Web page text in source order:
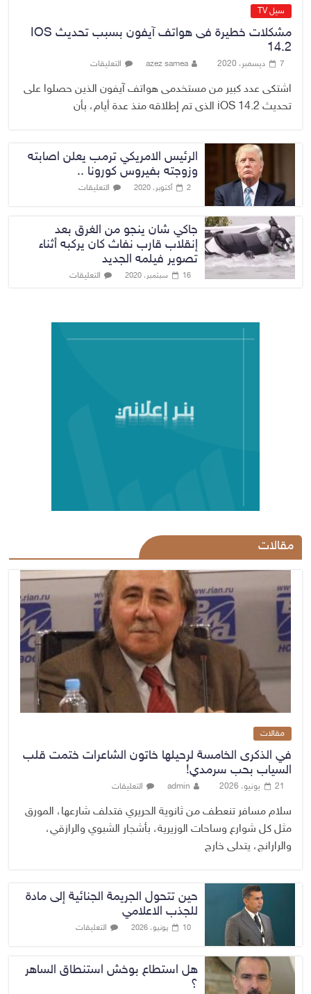
سيل TV
مشكلات خطيرة فى هواتف آيفون بسبب تحديث IOS
14.2
7 ديسمبر، 2020 azez samea التعليقات
اشتكى عدد كبير من مستخدمى هواتف آيفون الذين حصلوا على
تحديث iOS 14.2 الذى تم إطلاقه منذ عدة أيام، بأن
الرئيس الامريكي ترمب يعلن اصابته
وزوجته بفيروس كورونا ..
2 أكتوبر، 2020 التعليقات
جاكي شان ينجو من الغرق بعد
إنقلاب قارب نفاث كان يركبه أثناء
تصوير فيلمه الجديد
16 سبتمبر، 2020 التعليقات
مقالات
مقالات
في الذكرى الخامسة لرحيلها خاتون الشاعرات ختمت قلب
السياب بحب سرمدي!
21 يونيو، 2026 admin التعليقات
سلام مسافر تنعطف من ثانوية الحريري فتدلف شارعها، المورق
مثل كل شوارع وساحات الوزيرية، بأشجار الشبوي والرازقي،
والرارانج، يتدلى خارج
حين تتحول الجريمة الجنائية إلى مادة
للجذب الاعلامي
10 يونيو، 2026 التعليقات
هل استطاع بوخش استنطاق الساهر
؟